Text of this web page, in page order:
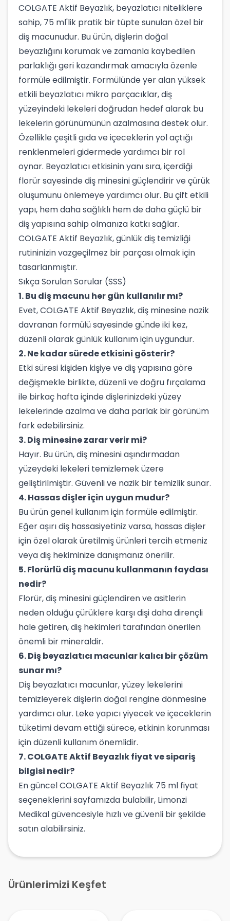
COLGATE Aktif Beyazlık, beyazlatıcı niteliklere
sahip, 75 ml'lik pratik bir tüpte sunulan özel bir
diş macunudur. Bu ürün, dişlerin doğal
beyazlığını korumak ve zamanla kaybedilen
parlaklığı geri kazandırmak amacıyla özenle
formüle edilmiştir. Formülünde yer alan yüksek
etkili beyazlatıcı mikro parçacıklar, diş
yüzeyindeki lekeleri doğrudan hedef alarak bu
lekelerin görünümünün azalmasına destek olur.
Özellikle çeşitli gıda ve içeceklerin yol açtığı
renklenmeleri gidermede yardımcı bir rol
oynar. Beyazlatıcı etkisinin yanı sıra, içerdiği
florür sayesinde diş minesini güçlendirir ve çürük
oluşumunu önlemeye yardımcı olur. Bu çift etkili
yapı, hem daha sağlıklı hem de daha güçlü bir
diş yapısına sahip olmanıza katkı sağlar.
COLGATE Aktif Beyazlık, günlük diş temizliği
rutininizin vazgeçilmez bir parçası olmak için
tasarlanmıştır.
Sıkça Sorulan Sorular (SSS)
1. Bu diş macunu her gün kullanılır mı?
Evet, COLGATE Aktif Beyazlık, diş minesine nazik
davranan formülü sayesinde günde iki kez,
düzenli olarak günlük kullanım için uygundur.
2. Ne kadar sürede etkisini gösterir?
Etki süresi kişiden kişiye ve diş yapısına göre
değişmekle birlikte, düzenli ve doğru fırçalama
ile birkaç hafta içinde dişlerinizdeki yüzey
lekelerinde azalma ve daha parlak bir görünüm
fark edebilirsiniz.
3. Diş minesine zarar verir mi?
Hayır. Bu ürün, diş minesini aşındırmadan
yüzeydeki lekeleri temizlemek üzere
geliştirilmiştir. Güvenli ve nazik bir temizlik sunar.
4. Hassas dişler için uygun mudur?
Bu ürün genel kullanım için formüle edilmiştir.
Eğer aşırı diş hassasiyetiniz varsa, hassas dişler
için özel olarak üretilmiş ürünleri tercih etmeniz
veya diş hekiminize danışmanız önerilir.
5. Florürlü diş macunu kullanmanın faydası
nedir?
Florür, diş minesini güçlendiren ve asitlerin
neden olduğu çürüklere karşı dişi daha dirençli
hale getiren, diş hekimleri tarafından önerilen
önemli bir mineraldir.
6. Diş beyazlatıcı macunlar kalıcı bir çözüm
sunar mı?
Diş beyazlatıcı macunlar, yüzey lekelerini
temizleyerek dişlerin doğal rengine dönmesine
yardımcı olur. Leke yapıcı yiyecek ve içeceklerin
tüketimi devam ettiği sürece, etkinin korunması
için düzenli kullanım önemlidir.
7. COLGATE Aktif Beyazlık fiyat ve sipariş
bilgisi nedir?
En güncel COLGATE Aktif Beyazlık 75 ml fiyat
seçeneklerini sayfamızda bulabilir, Limonzi
Medikal güvencesiyle hızlı ve güvenli bir şekilde
satın alabilirsiniz.
Ürünlerimizi Keşfet